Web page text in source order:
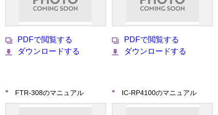
PDFで閲覧する
ダウンロードする
PDFで閲覧する
ダウンロードする
FTR-308のマニュアル IC-RP4100のマニュアル